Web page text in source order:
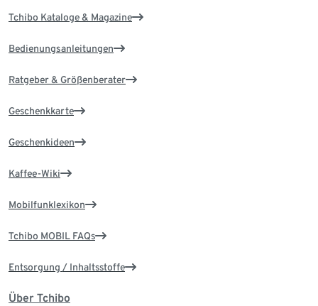
Tchibo Kataloge & Magazine
Bedienungsanleitungen
Ratgeber & Größenberater
Geschenkkarte
Geschenkideen
Kaffee-Wiki
Mobilfunklexikon
Tchibo MOBIL FAQs
Entsorgung / Inhaltsstoffe
Über Tchibo